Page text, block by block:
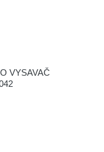
VYSAVAČ